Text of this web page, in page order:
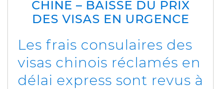
CHINE – BAISSE DU PRIX
DES VISAS EN URGENCE
Les frais consulaires des
visas chinois réclamés en
délai express sont revus à